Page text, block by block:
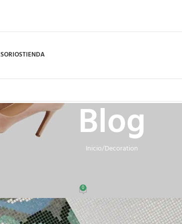
TIENDA
Blog
Inicio Decoration
0